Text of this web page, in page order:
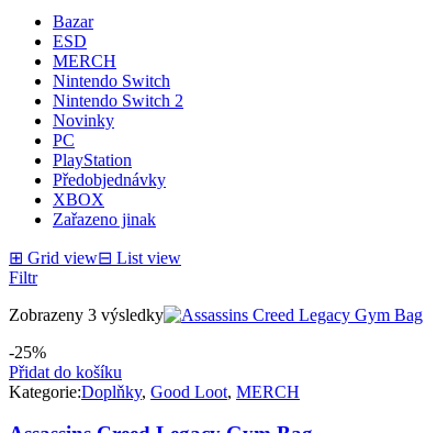
Bazar
ESD
MERCH
Nintendo Switch
Nintendo Switch 2
Novinky
PC
PlayStation
Předobjednávky
XBOX
Zařazeno jinak
⊞ Grid view⊟ List view
Filtr
Zobrazeny 3 výsledky
-25%
Přidat do košíku
Kategorie:Doplňky, Good Loot, MERCH